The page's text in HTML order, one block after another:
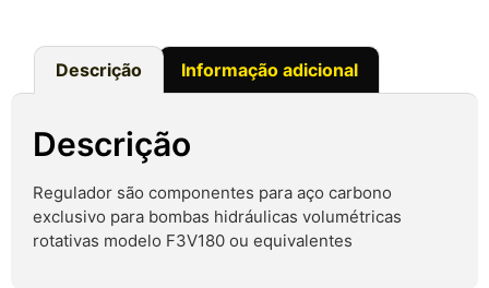
Descrição Informação adicional
Descrição
Regulador são componentes para aço carbono
exclusivo para bombas hidráulicas volumétricas
rotativas modelo F3V180 ou equivalentes